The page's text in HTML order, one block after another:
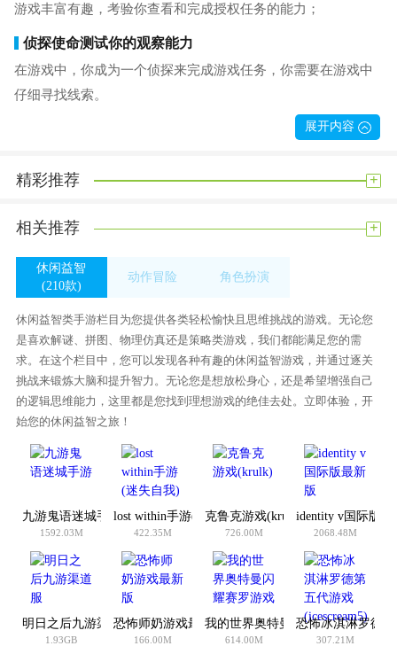
游戏丰富有趣，考验你查看和完成授权任务的能力；
侦探使命测试你的观察能力
在游戏中，你成为一个侦探来完成游戏任务，你需要在游戏中
仔细寻找线索。
顶部的问题图片将显示客户端的图标。我们的工作是找到那个
在游戏中，你需要扮演一个具有良好观察能力的侦探，你需要
这是一个非常有趣的游戏体验，可以给玩家带来很棒的体验。
多的线索。
侦探使命解决各种谜题
1。在这款游戏中，玩家会遇到各种情况。你需要发挥你的聪明
才智在不同的场景中寻找线索，并从这些线索中推断出事件的
真相。通过自己的努力和智慧，你可以一步步解开所有的谜
团。
2。玩家可能会好奇更多的情况？我们需要在破案前寻找线索。
首先，我们的目光必须集中在各种情节上。只有找到更少的线
索，才能引导我们的想象力继续寻找答案，解决真相。
4。在游戏中，你需要扮演一个玩家侦探，你需要有良好的观察
能力，你需要找到推理的线索。它是一个非常好的有趣的游戏
体验，并为玩家带来了非常好的游戏性。这款游戏层次丰富，
可以玩很长时间。
你觉得这款手机游戏怎么样？与您的朋友分享:
展开内容
精彩推荐 +
相关推荐 +
休闲益智
(210款)
动作冒险
角色扮演
休闲益智类手游栏目为您提供各类轻松愉快且思维挑战的游戏。无论您
是喜欢解谜、拼图、物理仿真还是策略类游戏，我们都能满足您的需
求。在这个栏目中，您可以发现各种有趣的休闲益智游戏，并通过逐关
挑战来锻炼大脑和提升智力。无论您是想放松身心，还是希望增强自己
的逻辑思维能力，这里都是您找到理想游戏的绝佳去处。立即体验，开
始您的休闲益智之旅！
九游鬼语迷城手游
1592.03M
lost within手游(迷失自我)
422.35M
克鲁克游戏(krulk)
726.00M
identity v国际版最
2068.48M
明日之后九游渠道服
1.93GB
恐怖师奶游戏最新版
166.00M
我的世界奥特曼闪耀赛罗游戏
614.00M
恐怖冰淇淋罗德第
307.21M